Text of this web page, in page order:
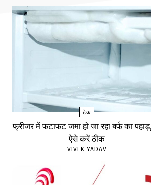
टेक
फ्रीजर में फटाफट जमा हो जा रहा बर्फ का
ऐसे करें ठीक
VIVEK YADAV